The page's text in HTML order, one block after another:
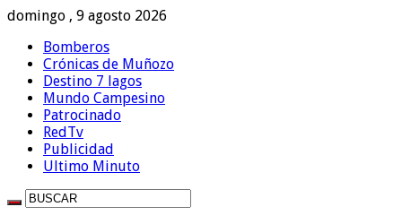
domingo , 9 agosto 2026
Bomberos
Crónicas de Muñozo
Destino 7 lagos
Mundo Campesino
Patrocinado
RedTv
Publicidad
Ultimo Minuto